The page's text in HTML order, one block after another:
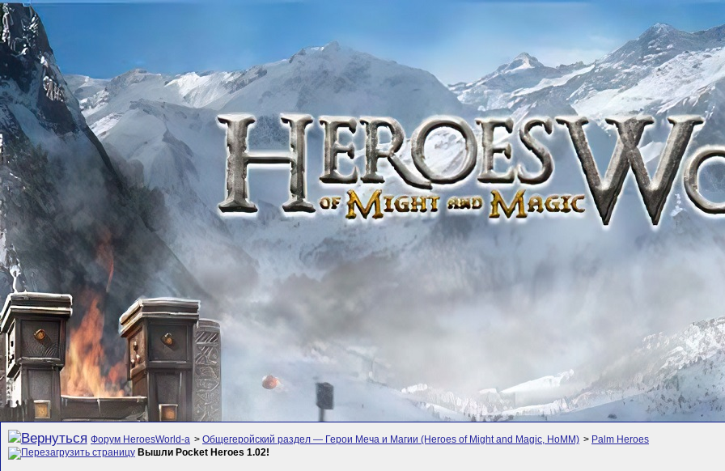
Форум HeroesWorld-а > Общегеройский раздел — Герои Меча и Магии (Heroes of Might and Magic, HoMM) > Palm Heroes
Вышли Pocket Heroes 1.02!